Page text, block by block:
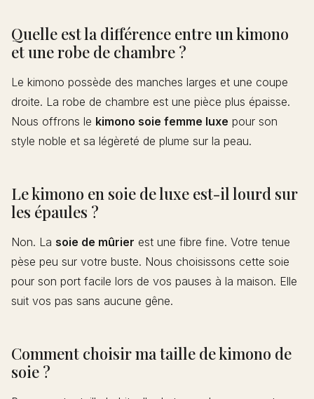
Quelle est la différence entre un kimono
et une robe de chambre ?
Le kimono possède des manches larges et une coupe
droite. La robe de chambre est une pièce plus épaisse.
Nous offrons le kimono soie femme luxe pour son
style noble et sa légèreté de plume sur la peau.
Le kimono en soie de luxe est-il lourd sur
les épaules ?
Non. La soie de mûrier est une fibre fine. Votre tenue
pèse peu sur votre buste. Nous choisissons cette soie
pour son port facile lors de vos pauses à la maison. Elle
suit vos pas sans aucune gêne.
Comment choisir ma taille de kimono de
soie ?